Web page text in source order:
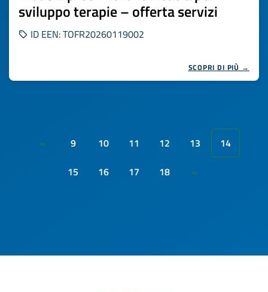
sviluppo terapie – offerta servizi
ID EEN: TOFR20260119002
SCOPRI DI PIÙ →
« 9 10 11 12 13
14
15
16 17 18 »